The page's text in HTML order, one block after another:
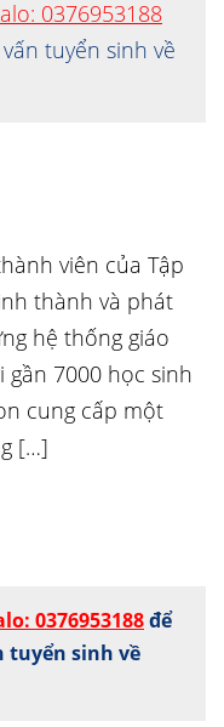
0376953188
tuyển sinh về
viên của Tập
thành và phát
hệ thống giáo
gần 7000 học sinh
cung cấp một
[…]
0376953188để
tuyển sinh về